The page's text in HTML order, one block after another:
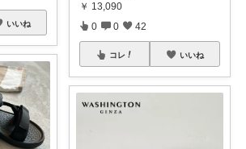
いいね
￥ 13,090
0 0 42
コレ いいね